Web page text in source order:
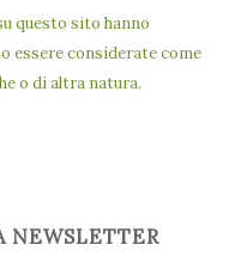
questo sito hanno
essere considerate come
o di altra natura.
NEWSLETTER